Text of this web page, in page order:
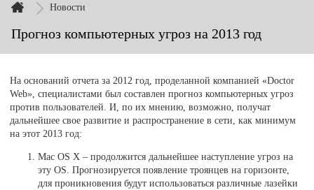
Новости
Прогноз компьютерных угроз на 2013 год
На оснований отчета за 2012 год, проделанной компанией «Doctor
Web», специалистами был составлен прогноз компьютерных угроз
против пользователей. И, по их мнению, возможно, получат
дальнейшее свое развитие и распространение в сети, как минимум
на этот 2013 год:
Mac OS X – продолжится дальнейшее наступление угроз на
эту OS. Прогнозируется появление троянцев на горизонте,
для проникновения будут использоваться различные лазейки